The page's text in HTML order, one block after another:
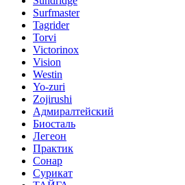
Surfmaster
Tagrider
Torvi
Victorinox
Vision
Westin
Yo-zuri
Zojirushi
Адмиралтейский
Биосталь
Легеон
Практик
Сонар
Сурикат